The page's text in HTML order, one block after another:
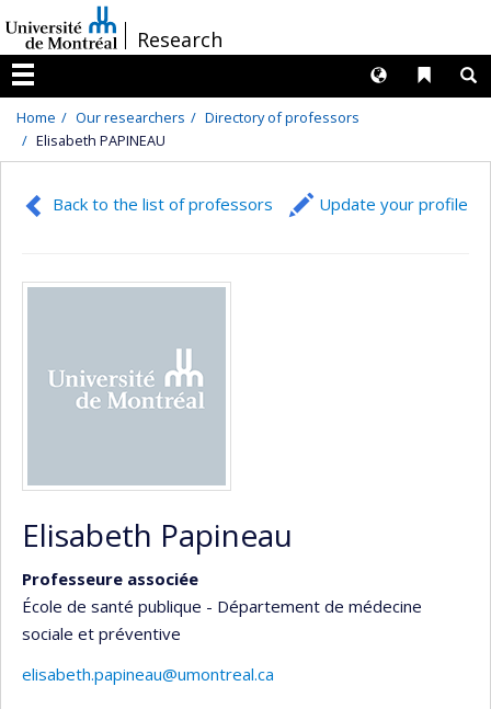
au
contenu
/Research
Menu
Liens
Langues
Home Our researchers
Directory of professors
Elisabeth PAPINEAU
Back to the list of professors Update your profile
Elisabeth Papineau
Professeure associée
École de santé publique - Département de médecine
sociale et préventive
elisabeth.papineau@umontreal.ca